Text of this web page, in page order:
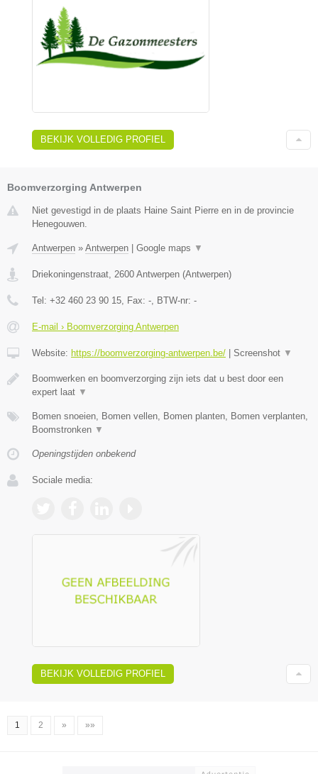
BEKIJK VOLLEDIG PROFIEL
Boomverzorging Antwerpen
Niet gevestigd in de plaats Haine Saint Pierre en in de provincie
Henegouwen.
Antwerpen » Antwerpen Google maps ▼
Driekoningenstraat 2600 Antwerpen (Antwerpen)
Tel: +32 460 23 90 15 , Fax: - , BTW-nr: -
E-mail › Boomverzorging Antwerpen
Website: https://boomverzorging-antwerpen.be/ Screenshot ▼
Boomwerken en boomverzorging zijn iets dat u best door een
expert laat ▼
Bomen snoeien, Bomen vellen, Bomen planten, Bomen verplanten,
Boomstronken ▼
Openingstijden onbekend
Sociale media:
BEKIJK VOLLEDIG PROFIEL
1 2 » »»